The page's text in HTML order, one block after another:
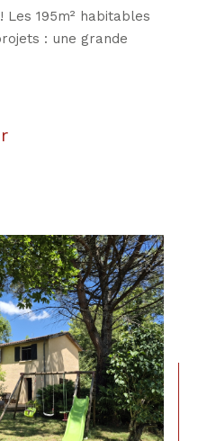
195m² habitables
: une grande